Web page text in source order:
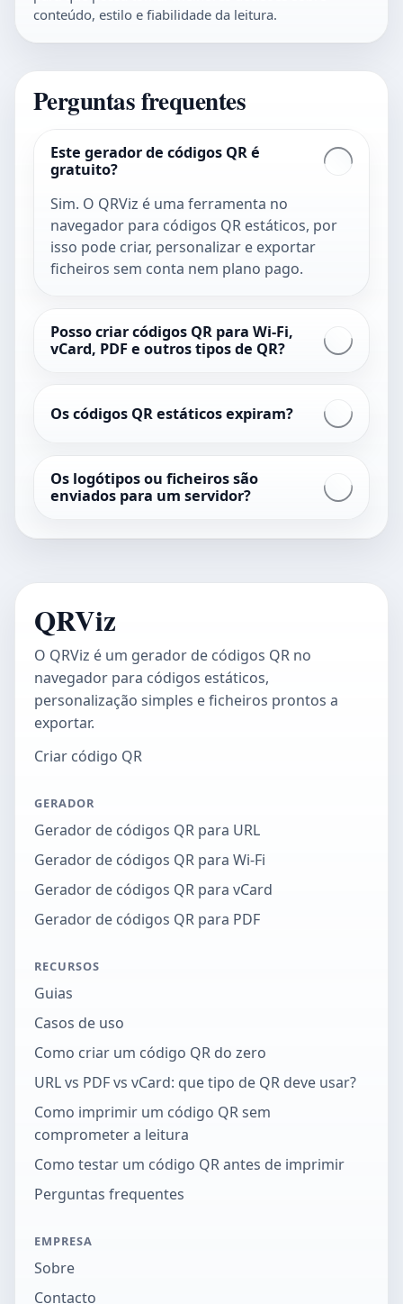
conteúdo, estilo e fiabilidade da leitura.
Perguntas frequentes
Este gerador de códigos QR é
gratuito?
Sim. O QRViz é uma ferramenta no
navegador para códigos QR estáticos, por
isso pode criar, personalizar e exportar
ficheiros sem conta nem plano pago.
Posso criar códigos QR para Wi-Fi,
vCard, PDF e outros tipos de QR?
Os códigos QR estáticos expiram?
Os logótipos ou ficheiros são
enviados para um servidor?
QRViz
O QRViz é um gerador de códigos QR no
navegador para códigos estáticos,
personalização simples e ficheiros prontos a
exportar.
Criar código QR
GERADOR
Gerador de códigos QR para URL
Gerador de códigos QR para Wi-Fi
Gerador de códigos QR para vCard
Gerador de códigos QR para PDF
RECURSOS
Guias
Casos de uso
Como criar um código QR do zero
URL vs PDF vs vCard: que tipo de QR deve usar?
Como imprimir um código QR sem
comprometer a leitura
Como testar um código QR antes de imprimir
Perguntas frequentes
EMPRESA
Sobre
Contacto